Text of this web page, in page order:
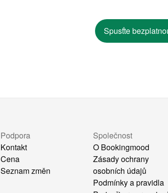
Spusťte
Podpora
Kontakt
Cena
Seznam změn
Společnost
O Bookingmood
Zásady ochrany
osobních údajů
Podmínky a pravidla